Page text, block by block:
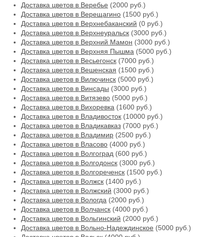
Доставка цветов в Веребье (2000 руб.)
Доставка цветов в Верещагино (1500 руб.)
Доставка цветов в Верхнебаканский (0 руб.)
Доставка цветов в Верхнеуральск (3000 руб.)
Доставка цветов в Верхний Мамон (3000 руб.)
Доставка цветов в Верхняя Пышма (5000 руб.)
Доставка цветов в Весьегонск (7000 руб.)
Доставка цветов в Вешенская (1500 руб.)
Доставка цветов в Вилючинск (5000 руб.)
Доставка цветов в Винсады (3000 руб.)
Доставка цветов в Витязево (5000 руб.)
Доставка цветов в Вихоревка (1600 руб.)
Доставка цветов в Владивосток (10000 руб.)
Доставка цветов в Владикавказ (7000 руб.)
Доставка цветов в Владимир (2500 руб.)
Доставка цветов в Власово (4000 руб.)
Доставка цветов в Волгоград (600 руб.)
Доставка цветов в Волгодонск (3000 руб.)
Доставка цветов в Волгореченск (1500 руб.)
Доставка цветов в Волжск (1400 руб.)
Доставка цветов в Волжский (3000 руб.)
Доставка цветов в Вологда (2000 руб.)
Доставка цветов в Волчанск (4000 руб.)
Доставка цветов в Вольгинский (2000 руб.)
Доставка цветов в Вольно-Надеждинское (5000 руб.)